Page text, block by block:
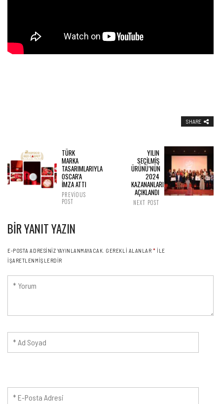
SHARE
TÜRK
MARKA
TASARIMLARIYLA
OSCAR'A
İMZA ATTI
PREVIOUS
POST
YILIN
SEÇILMIŞ
ÜRÜNÜ’NÜN
2024
KAZANANLARI
AÇIKLANDI
NEXT POST
BIR YANIT YAZIN
E-POSTA ADRESINIZ YAYINLANMAYACAK. GEREKLI ALANLAR* ILE
IŞARETLENMIŞLERDIR